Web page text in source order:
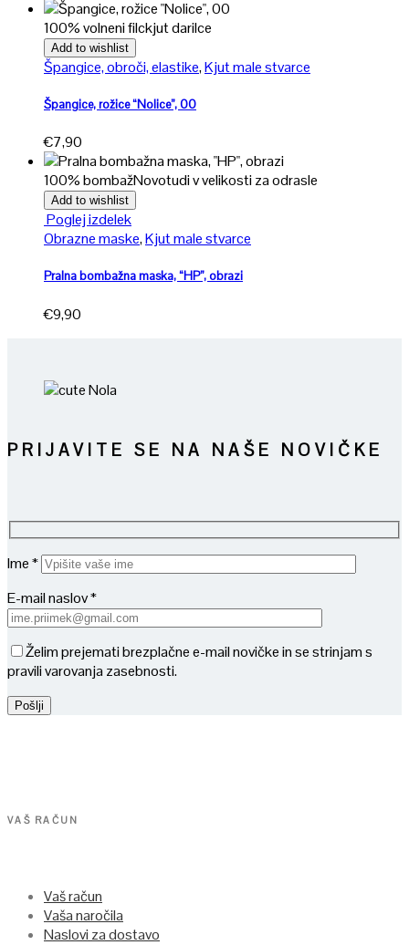
100% volneni filckjut darilce
Add to wishlist
Špangice, obroči, elastike,Kjut male stvarce
Špangice, rožice “Nolice”, 00
€7,90
100% bombažNovotudi v velikosti za odrasle
Add to wishlist
Poglej izdelekTa
izdelek
več
Obrazne maske,Kjut male stvarce
Pralna bombažna maska, “HP”, obrazi
€9,90
PRIJAVITE SE NA NAŠE NOVIČKE
Ime *
E-mail naslov *
Želim prejemati brezplačne e-mail novičke in se strinjam s
pravili varovanja zasebnosti.
VAŠ RAČUN
Vaš račun
Vaša naročila
Naslovi za dostavo